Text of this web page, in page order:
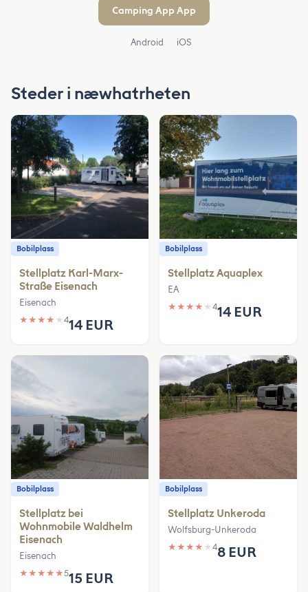
Camping App App
Android iOS
Steder i næwhatrheten
Bobilplass
Stellplatz Karl-Marx-
Straße Eisenach
Eisenach
★ ★ ★ ★ ★ 414 EUR
Bobilplass
Stellplatz Aquaplex
EA
★ ★ ★ ★ ★ 414 EUR
Bobilplass
Stellplatz bei
Wohnmobile Waldhelm
Eisenach
Eisenach
★ ★ ★ ★ ★515 EUR
Bobilplass
Stellplatz Unkeroda
Wolfsburg-Unkeroda
★ ★ ★ ★ ★ 48 EUR